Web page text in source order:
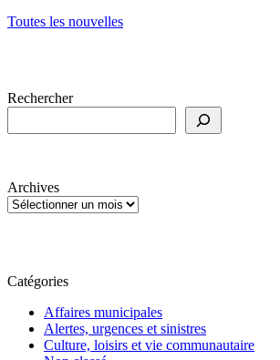
Toutes les nouvelles
Rechercher
Archives
Catégories
Affaires municipales
Alertes, urgences et sinistres
Culture, loisirs et vie communautaire